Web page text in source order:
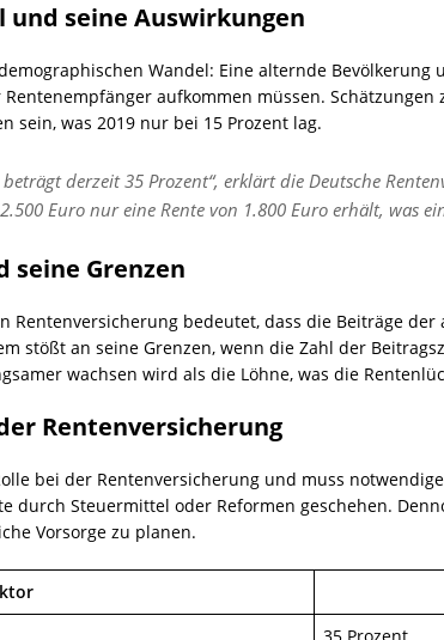
und seine Auswirkungen
Wandel: Eine alternde
aufkommen müssen. Schätzungen
sein, was 2019 nur bei 15 Prozent lag.
derzeit 35 Prozent“, erklärt die Deutsche
Euro nur eine Rente von 1.800 Euro erhält, was
seine Grenzen
Rentenversicherung bedeutet, dass die Beiträge
stößt an seine Grenzen, wenn die Zahl der
wachsen wird als die Löhne, was die
Rentenversicherung
bei der Rentenversicherung und muss
durch Steuermittel oder Reformen geschehen.
Vorsorge zu planen.